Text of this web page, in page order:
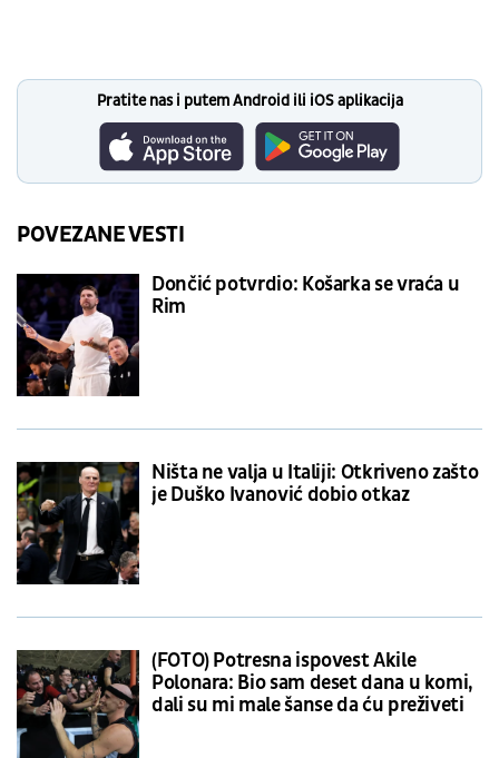
Pratite nas i putem Android ili iOS aplikacija
POVEZANE VESTI
Dončić potvrdio: Košarka se vraća u
Rim
Ništa ne valja u Italiji: Otkriveno zašto
je Duško Ivanović dobio otkaz
(FOTO) Potresna ispovest Akile
Polonara: Bio sam deset dana u komi,
dali su mi male šanse da ću preživeti